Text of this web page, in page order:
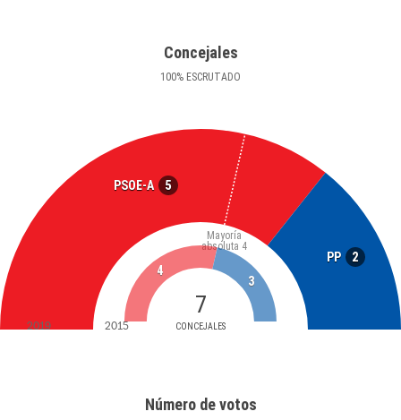
Concejales
100% ESCRUTADO
PSOE-A 5
PP 2
7
CONCEJALES
Mayoría
absoluta 4
4
3
2019 2015
Número de votos